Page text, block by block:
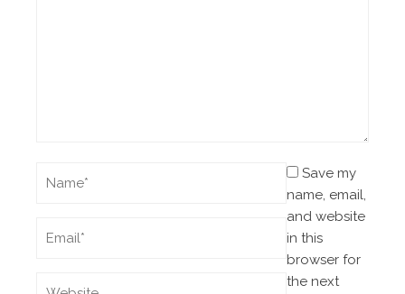
Save my
name, email,
and website
in this
browser for
the next